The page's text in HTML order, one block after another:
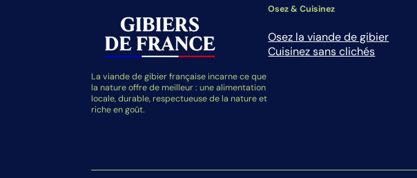
La viande de gibier française incarne ce que
la nature offre de meilleur : une alimentation
locale, durable, respectueuse de la nature et
riche en goût.
Osez & Cuisinez
Osez la viande de gibier
Cuisinez sans clichés